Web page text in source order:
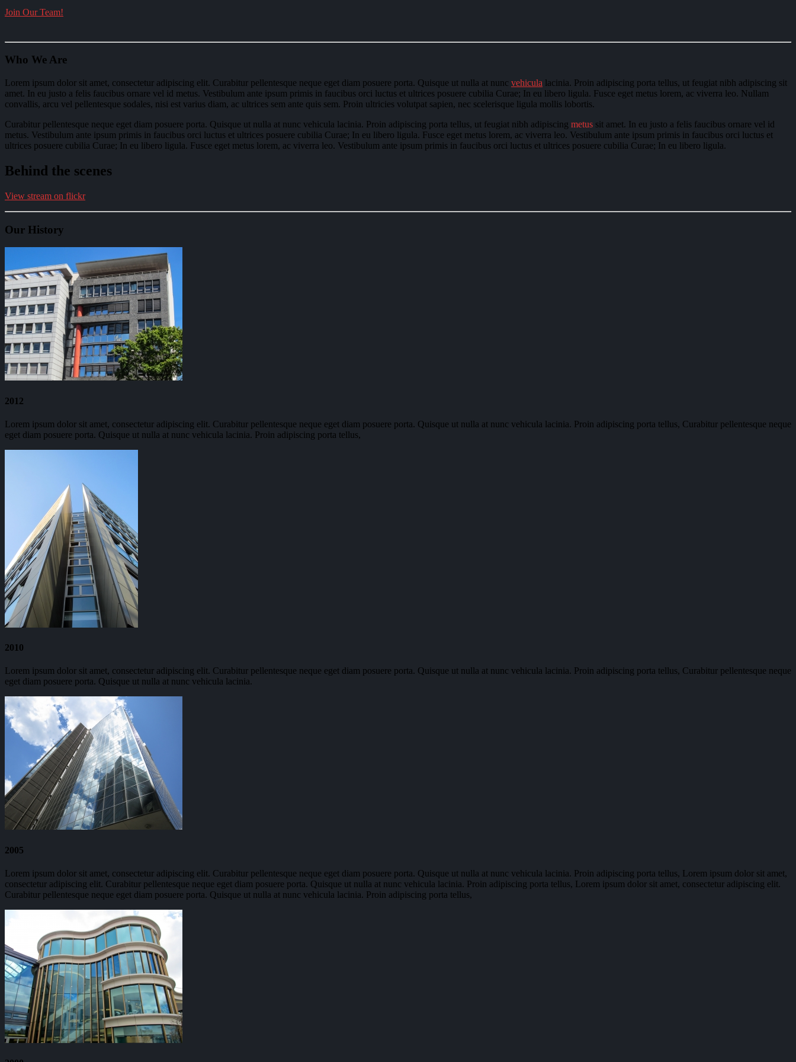
Join Our Team!
Who We Are
Lorem ipsum dolor sit amet, consectetur adipiscing elit. Curabitur pellentesque neque eget diam posuere porta. Quisque ut nulla at nunc vehicula lacinia. Proin adipiscing porta tellus, ut feugiat nibh adipiscing sit
amet. In eu justo a felis faucibus ornare vel id metus. Vestibulum ante ipsum primis in faucibus orci luctus et ultrices posuere cubilia Curae; In eu libero ligula. Fusce eget metus lorem, ac viverra leo. Nullam
convallis, arcu vel pellentesque sodales, nisi est varius diam, ac ultrices sem ante quis sem. Proin ultricies volutpat sapien, nec scelerisque ligula mollis lobortis.
Curabitur pellentesque neque eget diam posuere porta. Quisque ut nulla at nunc vehicula lacinia. Proin adipiscing porta tellus, ut feugiat nibh adipiscing metus sit amet. In eu justo a felis faucibus ornare vel id
metus. Vestibulum ante ipsum primis in faucibus orci luctus et ultrices posuere cubilia Curae; In eu libero ligula. Fusce eget metus lorem, ac viverra leo. Vestibulum ante ipsum primis in faucibus orci luctus et
ultrices posuere cubilia Curae; In eu libero ligula. Fusce eget metus lorem, ac viverra leo. Vestibulum ante ipsum primis in faucibus orci luctus et ultrices posuere cubilia Curae; In eu libero ligula.
Behind the scenes
View stream on flickr
Our History
2012
Lorem ipsum dolor sit amet, consectetur adipiscing elit. Curabitur pellentesque neque eget diam posuere porta. Quisque ut nulla at nunc vehicula lacinia. Proin adipiscing porta tellus, Curabitur pellentesque neque
eget diam posuere porta. Quisque ut nulla at nunc vehicula lacinia. Proin adipiscing porta tellus,
2010
Lorem ipsum dolor sit amet, consectetur adipiscing elit. Curabitur pellentesque neque eget diam posuere porta. Quisque ut nulla at nunc vehicula lacinia. Proin adipiscing porta tellus, Curabitur pellentesque neque
eget diam posuere porta. Quisque ut nulla at nunc vehicula lacinia.
2005
Lorem ipsum dolor sit amet, consectetur adipiscing elit. Curabitur pellentesque neque eget diam posuere porta. Quisque ut nulla at nunc vehicula lacinia. Proin adipiscing porta tellus, Lorem ipsum dolor sit amet,
consectetur adipiscing elit. Curabitur pellentesque neque eget diam posuere porta. Quisque ut nulla at nunc vehicula lacinia. Proin adipiscing porta tellus, Lorem ipsum dolor sit amet, consectetur adipiscing elit.
Curabitur pellentesque neque eget diam posuere porta. Quisque ut nulla at nunc vehicula lacinia. Proin adipiscing porta tellus,